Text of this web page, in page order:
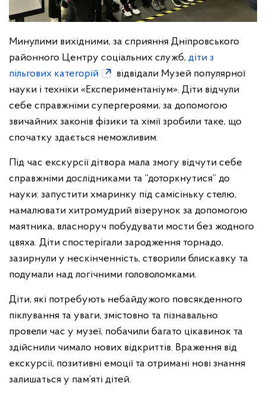
Минулими вихідними, за сприяння Дніпровського
районного Центру соціальних служб, діти з
пільгових категорій
відвідали Музей популярної
науки і техніки «Експериментаніум». Діти відчули
себе справжніми супергероями, за допомогою
звичайних законів фізики та хімії зробили таке, що
спочатку здається неможливим.
Під час екскурсії дітвора мала змогу відчути себе
справжніми дослідниками та “доторкнутися” до
науки: запустити хмаринку під самісіньку стелю,
намалювати хитромудрий візерунок за допомогою
маятника, власноруч побудувати мости без жодного
цвяха. Діти спостерігали зародження торнадо,
зазирнули у нескінченність, створили блискавку та
подумали над логічними головоломками.
Діти, які потребують небайдужого повсякденного
піклування та уваги, змістовно та пізнавально
провели час у музеї, побачили багато цікавинок та
здійснили чимало нових відкриттів. Враження від
екскурсії, позитивні емоції та отримані нові знання
залишаться у пам’яті дітей.